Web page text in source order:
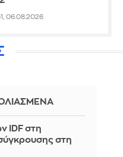
06.08.2026
IDF στη
στη